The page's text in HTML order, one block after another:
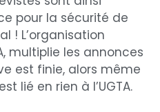
pour la sécurité de
! L’organisation
multiplie les annonces
est finie, alors même
lié en rien à l’UGTA.